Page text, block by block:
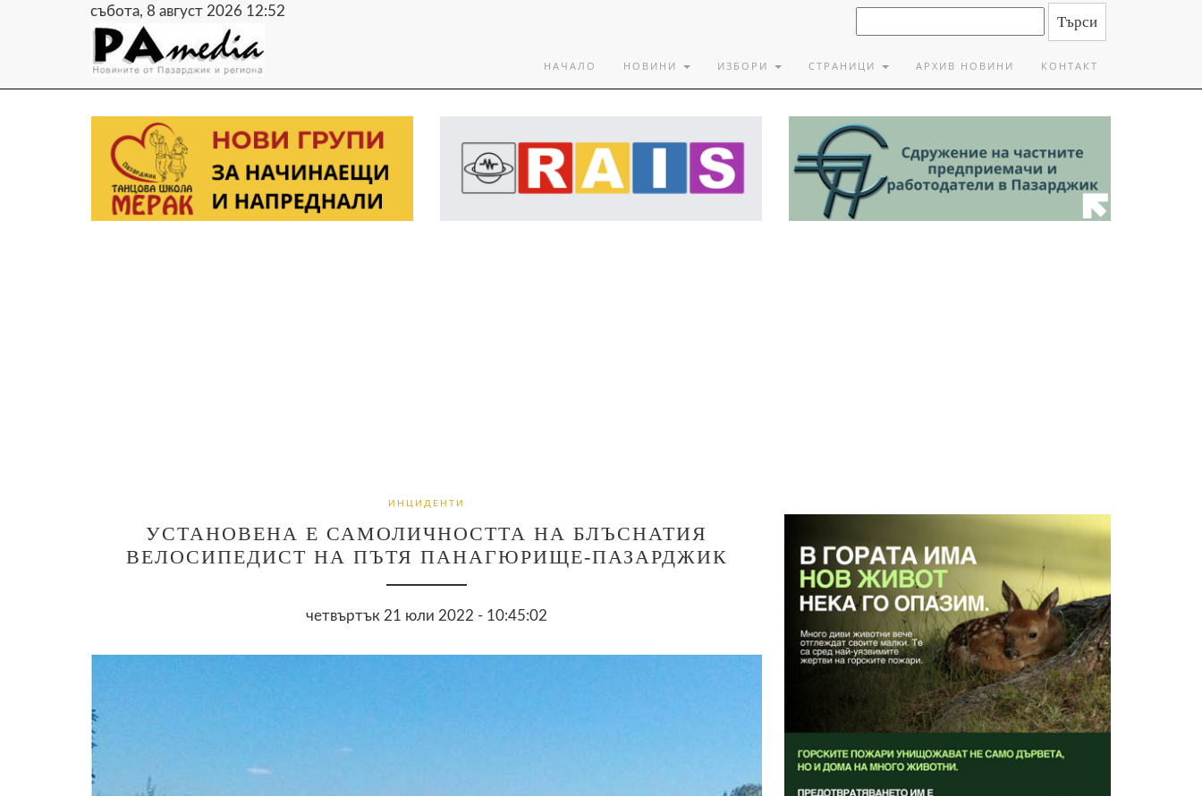
събота, 8 август 2026 12:52
НАЧАЛО НОВИНИ ИЗБОРИ СТРАНИЦИ АРХИВ НОВИНИ КОНТАКТ
ИНЦИДЕНТИ
УСТАНОВЕНА Е САМОЛИЧНОСТТА НА БЛЪСНАТИЯ
ВЕЛОСИПЕДИСТ НА ПЪТЯ ПАНАГЮРИЩЕ-ПАЗАРДЖИК
четвъртък 21 юли 2022 - 10:45:02